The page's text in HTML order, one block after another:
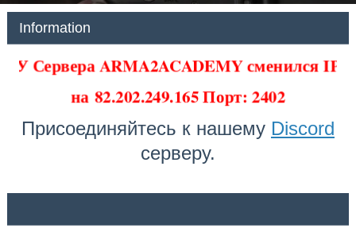
Information
У Сервера ARMA2ACADEMY сменился IP
на82.202.249.165 Порт: 2402
Присоединяйтесь к нашему Discord
серверу.